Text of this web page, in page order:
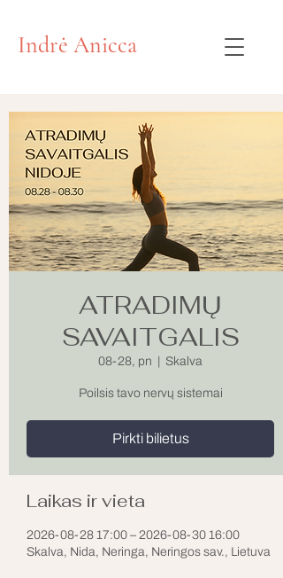
Indrė Anicca
ATRADIMŲ
SAVAITGALIS
08-28, pn Skalva
Poilsis tavo nervų sistemai
Pirkti bilietus
Laikas ir vieta
2026-08-28 17:00 – 2026-08-30 16:00
Skalva, Nida, Neringa, Neringos sav., Lietuva